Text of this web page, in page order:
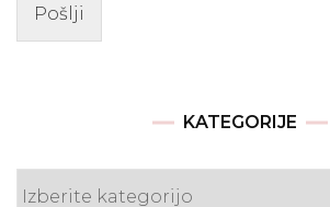
Pošlji
KATEGORIJE